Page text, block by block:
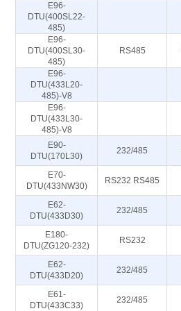
E96-
DTU(400SL22-
485)
E96-
DTU(400SL30-
485)
RS485
E96-
DTU(433L20-
485)-V8
E96-
DTU(433L30-
485)-V8
E90-
DTU(170L30)
232/485
E70-
DTU(433NW30)
RS232 RS485
E62-
DTU(433D30)
232/485
E180-
DTU(ZG120-232)
RS232
E62-
DTU(433D20)
232/485
E61-
DTU(433C33)
232/485